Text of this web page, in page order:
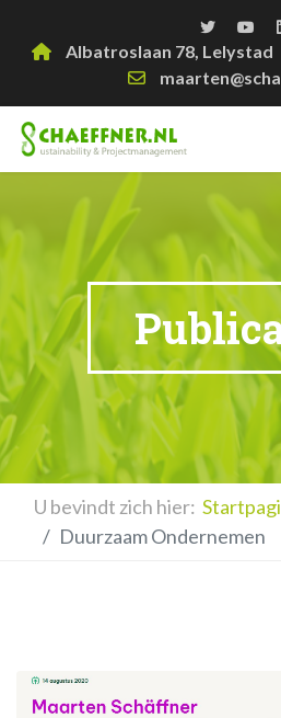
Albatroslaan 78, Lelystad
U bevindt zich hier:
Duurzaam Ondernemen